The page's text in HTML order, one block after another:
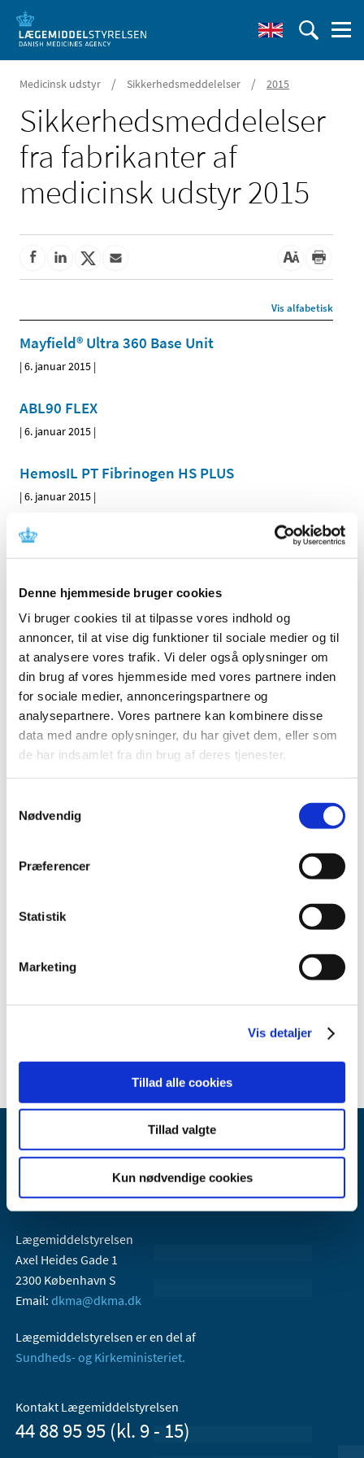
Denne hjemmeside bruger cookies
Vi bruger cookies til at tilpasse vores indhold og
annoncer, til at vise dig funktioner til sociale medier og til
at analysere vores trafik. Vi deler også oplysninger om
din brug af vores hjemmeside med vores partnere inden
for sociale medier, annonceringspartnere og
analysepartnere. Vores partnere kan kombinere disse
data med andre oplysninger, du har givet dem, eller som
de har indsamlet fra din brug af deres tjenester.
Nødvendig
Præferencer
Statistik
Marketing
Vis detaljer
Tillad alle cookies
Tillad valgte
Kun nødvendige cookies
Medicinsk udstyr / Sikkerhedsmeddelelser / 2015
Sikkerheds­meddelelser
fra fabrikanter af
medicinsk udstyr 2015
Vis alfabetisk
Mayfield® Ultra 360 Base Unit
|6. januar 2015 |
ABL90 FLEX
|6. januar 2015 |
HemosIL PT Fibrinogen HS PLUS
|6. januar 2015 |
Forrige 3
Medicinsk udstyr
Alle (395)
TID
2019 (1)
2016 (6)
2015 (388)
november (27)
september (43)
juli (43)
april (37)
Lægemiddelstyrelsen
Axel Heides Gade 1
2300 København S
Email: dkma@dkma.dk
Lægemiddelstyrelsen er en del af
Sundheds- og Kirkeministeriet.
Kontakt Lægemiddelstyrelsen
44 88 95 95 (kl. 9 - 15)